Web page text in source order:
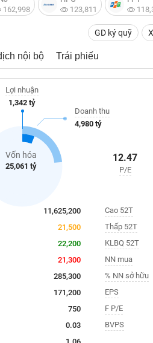
162,998
123,811
GD ký quỹ
nội bộ Trái phiếu
Vốn hóa
25,061 tỷ
Lợi nhuận
1,342 tỷ
Doanh thu
4,980 tỷ
12.47
P/E
11,625,200
21,500
22,200
21,300
285,300
171,200
750
0.03
1.06
Cao 52T
Thấp 52T
KLBQ 52T
NN mua
% NN sở hữu
EPS
F P/E
BVPS